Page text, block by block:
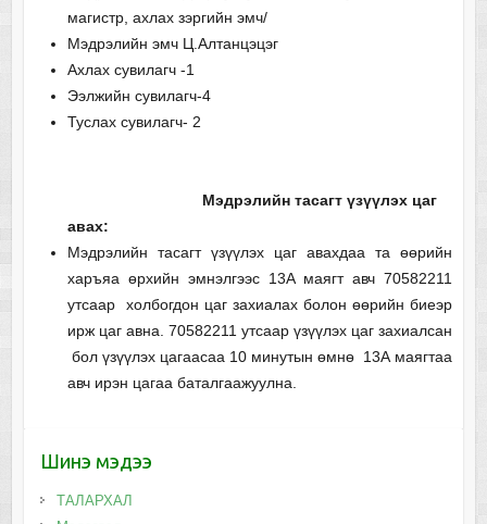
магистр, ахлах зэргийн эмч/
Мэдрэлийн эмч Ц.Алтанцэцэг
Ахлах сувилагч -1
Ээлжийн сувилагч-4
Туслах сувилагч- 2
Мэдрэлийн тасагт үзүүлэх цаг
авах:
Мэдрэлийн тасагт үзүүлэх цаг авахдаа та өөрийн
харъяа өрхийн эмнэлгээс 13А маягт авч 70582211
утсаар холбогдон цаг захиалах болон өөрийн биеэр
ирж цаг авна. 70582211 утсаар үзүүлэх цаг захиалсан
бол үзүүлэх цагаасаа 10 минутын өмнө 13А маягтаа
авч ирэн цагаа баталгаажуулна.
Шинэ мэдээ
ТАЛАРХАЛ